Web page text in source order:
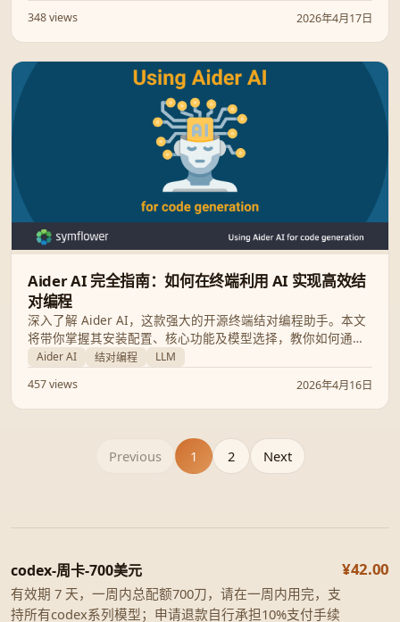
的资深程序员“队友”。
348 views
2026年4月17日
Aider AI 完全指南：如何在终端利用 AI 实现高效结
对编程
深入了解 Aider AI，这款强大的开源终端结对编程助手。本文
将带你掌握其安装配置、核心功能及模型选择，教你如何通过
AI 自动执行代码生成、重构与 Bug 修复，显著提升开发效
Aider AI 结对编程
LLM
457 views
2026年4月16日
Previous 1 2 Next
codex-周卡-700美元
有效期 7 天，一周内总配额700刀，请在一周内用完，支
持所有codex系列模型；申请退款自行承担10%支付手续
¥42.00